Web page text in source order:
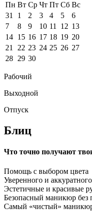
Пн Вт Ср Чт Пт Сб Вс
31
1 2 3 4 5
6
7
8 9 10 11 12 13
14 15 16 17 18 19 20
21
22 23 24 25 26 27
28 29 30
Рабочий
Выходной
Отпуск
Блиц
Что точно получают
Помощь с выбором цвета
Уверенного и
Эстетичные и красивые
Безопасный маникюр без
Самый «чистый»